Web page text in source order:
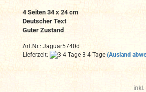
4 Seiten 34 x 24 cm
Deutscher Text
Guter Zustand
Art.Nr.: Jaguar5740d
Lieferzeit:
3-4 Tage (Ausland
inkl.